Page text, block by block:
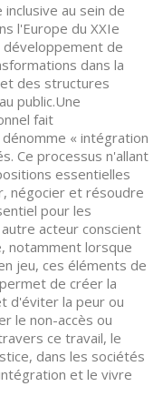
au sein de
l'Europe du XXIe
de
dans la
des structures
public.Une
fait
« intégration
Ce processus n'allant
essentielles
négocier et résoudre
pour les
acteur conscient
notamment lorsque
jeu, ces éléments de
de créer la
d'éviter la peur ou
le non-accès ou
ce travail, le
dans les sociétés
et le vivre